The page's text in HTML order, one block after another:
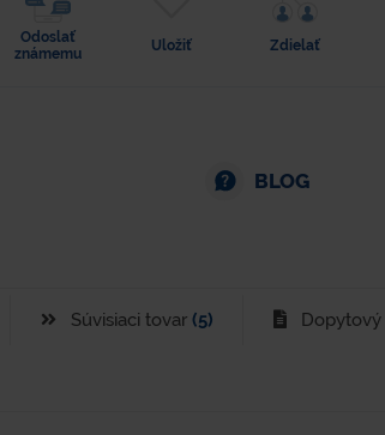
Odoslať
známemu
Uložiť Zdielať
BLOG
Súvisiaci tovar (5)